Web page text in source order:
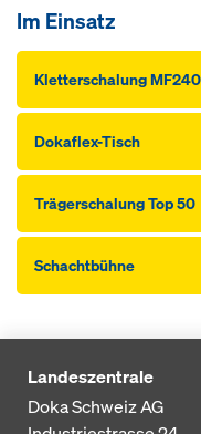
Im Einsatz
Kletterschalung MF240
Dokaflex-Tisch
Träger­schalung Top 50
Schachtbühne
Landeszentrale
Doka Schweiz AG